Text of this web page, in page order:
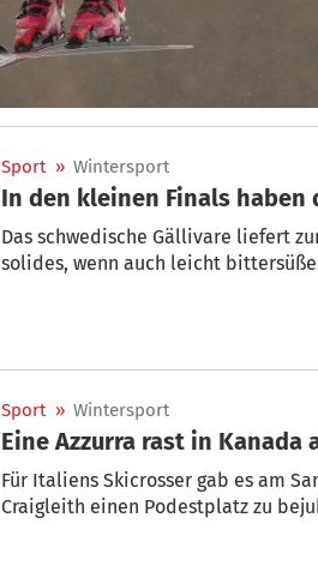
Sport » Wintersport
In den kleinen Finals haben
Das schwedische Gällivare liefert
solides, wenn auch leicht
Sport » Wintersport
Eine Azzurra rast in Kanada
Für Italiens Skicrosser gab es am
Craigleith einen Podestplatz zu